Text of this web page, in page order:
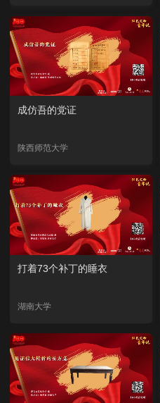
成仿吾的党证
陕西师范大学
打着73个补丁的睡衣
湖南大学